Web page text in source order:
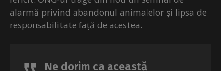
alarmă privind abandonul animalelor și lipsa de
responsabilitate față de acestea.
Ne dorim ca această